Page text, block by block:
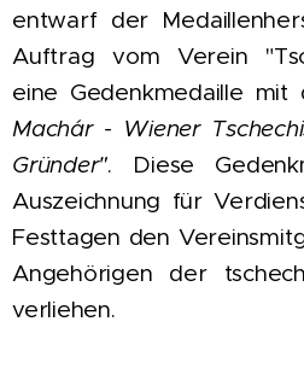
entwarf der
Auftrag vom Verein
eine Gedenkmedaille mit
Machár - Wiener
Gründer". Diese
Auszeichnung für
Festtagen den
Angehörigen der
verliehen.